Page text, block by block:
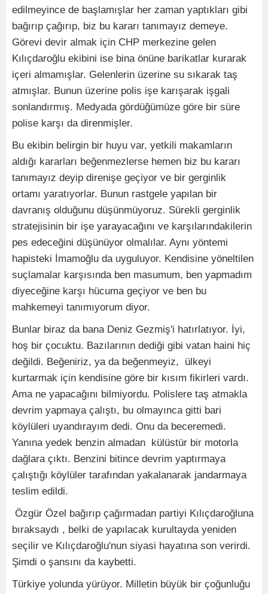
edilmeyince de başlamışlar her zaman yaptıkları gibi
bağırıp çağırıp, biz bu kararı tanımayız demeye.
Görevi devir almak için CHP merkezine gelen
Kılıçdaroğlu ekibini ise bina önüne barikatlar kurarak
içeri almamışlar. Gelenlerin üzerine su sıkarak taş
atmışlar. Bunun üzerine polis işe karışarak işgali
sonlandırmış. Medyada gördüğümüze göre bir süre
polise karşı da direnmişler.
Bu ekibin belirgin bir huyu var, yetkili makamların
aldığı kararları beğenmezlerse hemen biz bu kararı
tanımayız deyip direnişe geçiyor ve bir gerginlik
ortamı yaratıyorlar. Bunun rastgele yapılan bir
davranış olduğunu düşünmüyoruz. Sürekli gerginlik
stratejisinin bir işe yarayacağını ve karşılarındakilerin
pes edeceğini düşünüyor olmalılar. Aynı yöntemi
hapisteki İmamoğlu da uyguluyor. Kendisine yöneltilen
suçlamalar karşısında ben masumum, ben yapmadım
diyeceğine karşı hücuma geçiyor ve ben bu
mahkemeyi tanımıyorum diyor.
Bunlar biraz da bana Deniz Gezmiş'i hatırlatıyor. İyi,
hoş bir çocuktu. Bazılarının dediği gibi vatan haini hiç
değildi. Beğeniriz, ya da beğenmeyiz, ülkeyi
kurtarmak için kendisine göre bir kısım fikirleri vardı.
Ama ne yapacağını bilmiyordu. Polislere taş atmakla
devrim yapmaya çalıştı, bu olmayınca gitti bari
köylüleri uyandırayım dedi. Onu da beceremedi.
Yanına yedek benzin almadan külüstür bir motorla
dağlara çıktı. Benzini bitince devrim yaptırmaya
çalıştığı köylüler tarafından yakalanarak jandarmaya
teslim edildi.
Özgür Özel bağırıp çağırmadan partiyi Kılıçdaroğluna
bıraksaydı , belki de yapılacak kurultayda yeniden
seçilir ve Kılıçdaroğlu'nun siyasi hayatına son verirdi.
Şimdi o şansını da kaybetti.
Türkiye yolunda yürüyor. Milletin büyük bir çoğunluğu